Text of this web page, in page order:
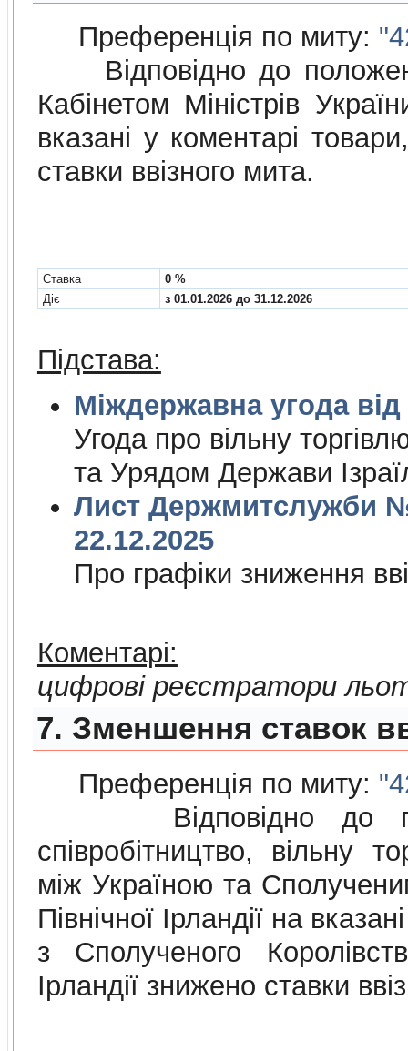
Преференція по миту:
Відповідно до
Кабінетом Міністрів
вказані у коментарі
ставки ввізного мита.
Cтавка
0 %
Діє
з 01.01.2026 до 31.12.2026
Підстава:
Угода про вiльну
та Урядом Держави
Лист Держмитслужби №
22.12.2025
Про графiки зниження
Коментарі:
цифрові реєстратори
7. Зменшення ставок
Преференція по миту:
Відповідно до
співробітництво, вільну
між Україною та
Північної Ірландії на
з Сполученого
Ірландії знижено ставки